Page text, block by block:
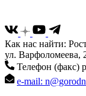
Как нас найти:
ул. Варфоломеева,
Телефон (факс)
e-mail: